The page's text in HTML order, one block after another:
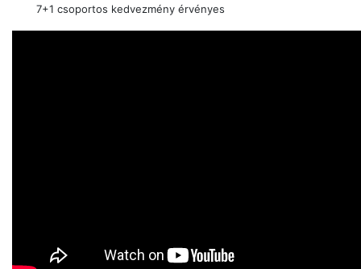
7+1 csoportos kedvezmény érvényes